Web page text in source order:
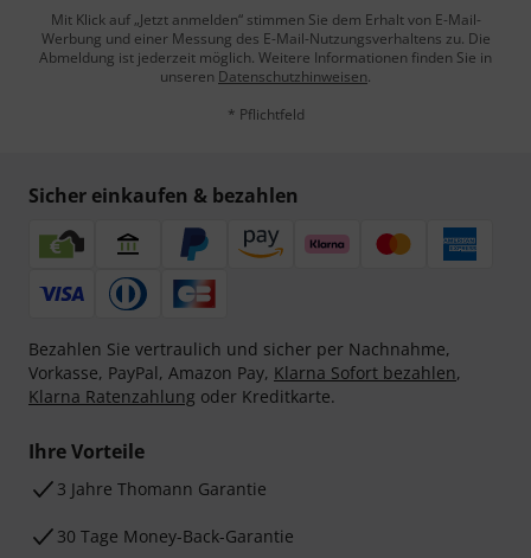
Mit Klick auf „Jetzt anmelden“ stimmen Sie dem Erhalt von E-Mail-
Werbung und einer Messung des E-Mail-Nutzungsverhaltens zu. Die
Abmeldung ist jederzeit möglich. Weitere Informationen finden Sie in
unseren Datenschutzhinweisen.
* Pflichtfeld
Sicher einkaufen & bezahlen
Bezahlen Sie vertraulich und sicher per Nachnahme,
Vorkasse, PayPal, Amazon Pay, Klarna Sofort bezahlen,
Klarna Ratenzahlung oder Kreditkarte.
Ihre Vorteile
3 Jahre Thomann Garantie
30 Tage Money-Back-Garantie